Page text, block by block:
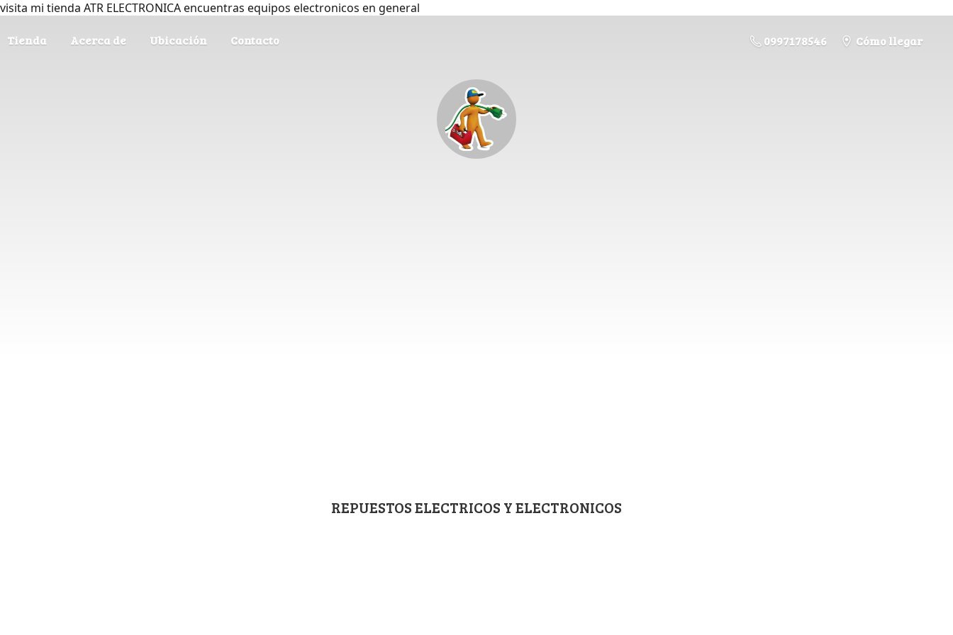
visita mi tienda ATR ELECTRONICA encuentras equipos electronicos en general
Tienda Acerca de Ubicación Contacto 0997178546 Cómo llegar
REPUESTOS ELECTRICOS Y ELECTRONICOS